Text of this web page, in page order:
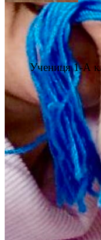
Учениця 1-А